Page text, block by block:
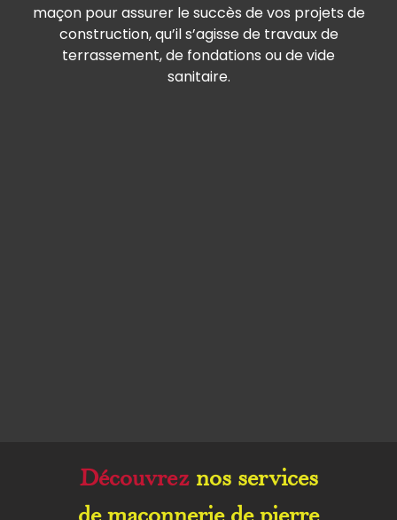
maçon pour assurer le succès de vos projets de
construction, qu’il s’agisse de travaux de
terrassement, de fondations ou de vide
sanitaire.
Découvreznos services